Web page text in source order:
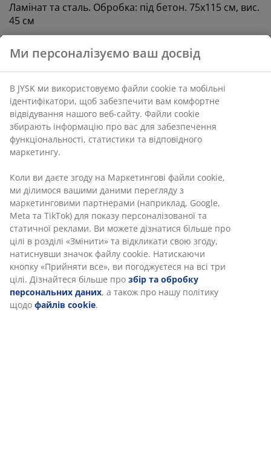
Ламінат та сталь. Обробка: під бетон. 75х115 см, вис.
45 см
Артикул: 3601245
Інструкція по збірці
Характеристики
Відгуки
548)
Доставка
Ми персоналізуємо ваш досвід
В JYSK ми використовуємо файли cookie та мобільні
ідентифікатори, щоб забезпечити вам комфортне
інформацію про вас для забезпечення
функціональності, статистики та відповідного
маркетингу.
Коли ви даєте згоду на Маркетингові файли cookie, ми
ділимося вашими даними перегляду з маркетинговими
партнерами (наприклад, Google, Meta та TikTok) для
показу персоналізованої та статичної реклами. Ви
можете дізнатися більше про цілі в розділі «Змінити» та
відкликати свою згоду, натиснувши значок файлу cookie.
Натискаючи кнопку «Прийняти все», ви погоджуєтеся на